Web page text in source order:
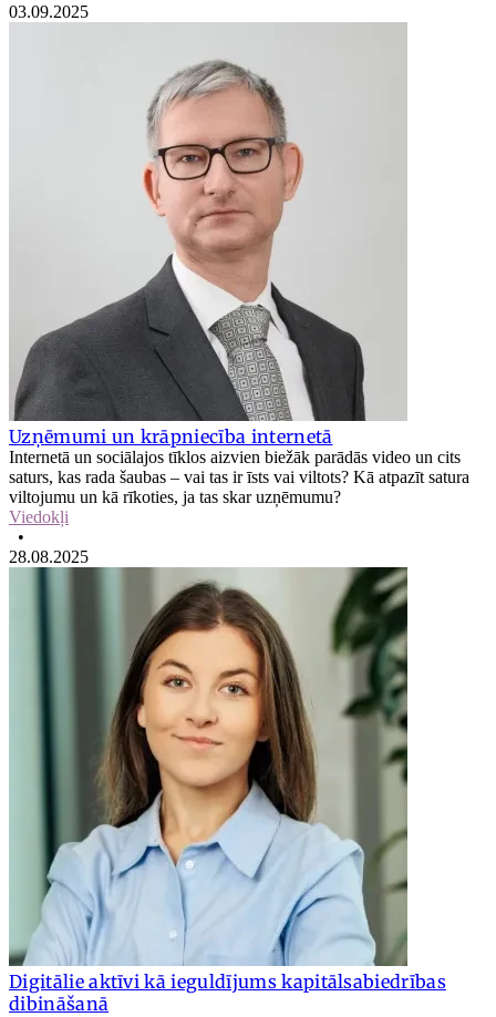
03.09.2025
Uzņēmumi un krāpniecība internetā
Internetā un sociālajos tīklos aizvien biežāk parādās video un cits
saturs, kas rada šaubas – vai tas ir īsts vai viltots? Kā atpazīt satura
viltojumu un kā rīkoties, ja tas skar uzņēmumu?
Viedokļi
•
28.08.2025
Digitālie aktīvi kā ieguldījums kapitālsabiedrības
dibināšanā